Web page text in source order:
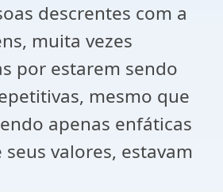
descrentes com a
muita vezes
por estarem sendo
mesmo que
apenas enfáticas
seus valores, estavam